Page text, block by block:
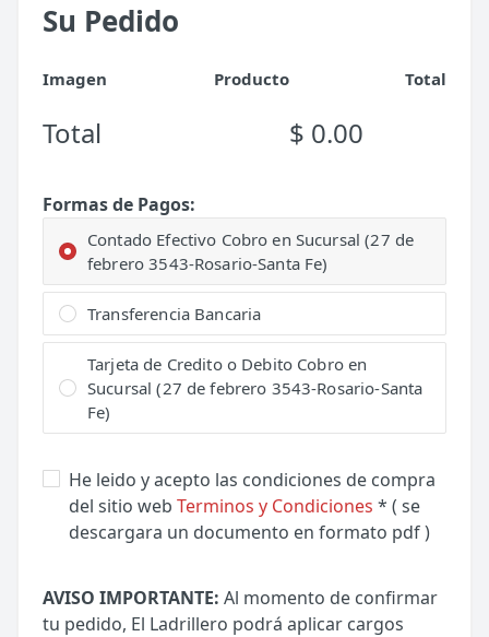
Su Pedido
Imagen Producto Total
Total $ 0.00
Formas de Pagos:
Contado Efectivo Cobro en Sucursal (27 de
febrero 3543-Rosario-Santa Fe)
Transferencia Bancaria
Tarjeta de Credito o Debito Cobro en
Sucursal (27 de febrero 3543-Rosario-Santa
Fe)
He leido y acepto las condiciones de compra
del sitio web Terminos y Condiciones * ( se
descargara un documento en formato pdf )
AVISO IMPORTANTE: Al momento de confirmar
tu pedido, El Ladrillero podrá aplicar cargos